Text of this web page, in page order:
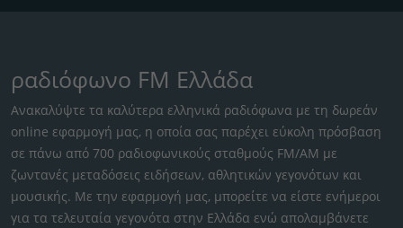
ραδιόφωνο FM Ελλάδα
Ανακαλύψτε τα καλύτερα ελληνικά ραδιόφωνα με τη δωρεάν
online εφαρμογή μας, η οποία σας παρέχει εύκολη πρόσβαση
σε πάνω από 700 ραδιοφωνικούς σταθμούς FM/AM με
ζωντανές μεταδόσεις ειδήσεων, αθλητικών γεγονότων και
μουσικής. Με την εφαρμογή μας, μπορείτε να είστε ενήμεροι
για τα τελευταία γεγονότα στην Ελλάδα ενώ απολαμβάνετε